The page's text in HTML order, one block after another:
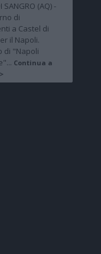
SANGRO (AQ) -
di
a Castel di
il Napoli.
di "Napoli
Continua a